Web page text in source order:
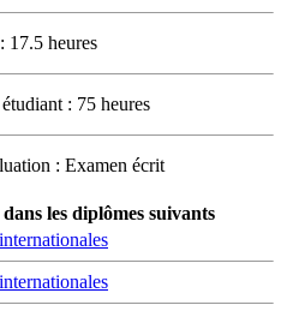
17.5 heures
: 75 heures
: Examen écrit
les diplômes suivants